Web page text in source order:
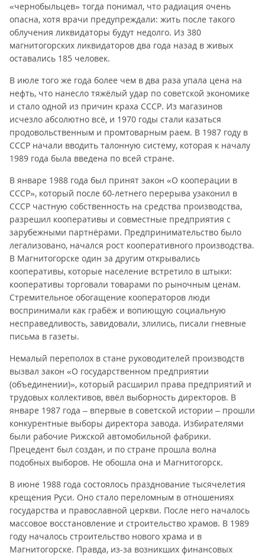
«чернобыльцев» тогда понимал, что радиация очень
опасна, хотя врачи предупреждали: жить после такого
облучения ликвидаторы будут недолго. Из 380
магнитогорских ликвидаторов два года назад в живых
оставались 185 человек.
В июле того же года более чем в два раза упала цена на
нефть, что нанесло тяжёлый удар по советской экономике
и стало одной из причин краха СССР. Из магазинов
исчезло абсолютно всё, и 1970 годы стали казаться
продовольственным и промтоварным раем. В 1987 году в
СССР начали вводить талонную систему, которая к началу
1989 года была введена по всей стране.
В январе 1988 года был принят закон «О кооперации в
СССР», который после 60-летнего перерыва узаконил в
СССР частную собственность на средства производства,
разрешил кооперативы и совместные предприятия с
зарубежными партнёрами. Предпринимательство было
легализовано, начался рост кооперативного производства.
В Магнитогорске один за другим открывались
кооперативы, которые население встретило в штыки:
кооперативы торговали товарами по рыночным ценам.
Стремительное обогащение кооператоров люди
воспринимали как грабёж и вопиющую социальную
несправедливость, завидовали, злились, писали гневные
письма в газеты.
Немалый переполох в стане руководителей производств
вызвал закон «О государственном предприятии
(объединении)», который расширил права предприятий и
трудовых коллективов, ввёл выборность директоров. В
январе 1987 года – впервые в советской истории – прошли
конкурентные выборы директора завода. Избирателями
были рабочие Рижской автомобильной фабрики.
Прецедент был создан, и по стране прошла волна
подобных выборов. Не обошла она и Магнитогорск.
В июне 1988 года состоялось празднование тысячелетия
крещения Руси. Оно стало переломным в отношениях
государства и православной церкви. После него началось
массовое восстановление и строительство храмов. В 1989
году началось строительство нового храма и в
Магнитогорске. Правда, из-за возникших финансовых